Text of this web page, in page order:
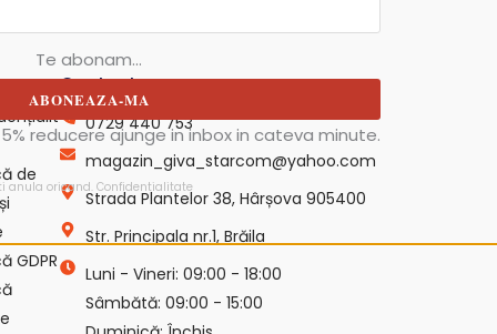
de
GDPR
Contact
0729 440 753
magazin_giva_starcom@yahoo.com
Strada Plantelor 38, Hârșova 905400
Str. Principala nr.1, Brăila
Luni - Vineri: 09:00 - 18:00
Sâmbătă: 09:00 - 15:00
Te abonam...
ABONEAZA-MA
reducere ajunge in inbox in cateva minute.
anula oricand.Confidentialitate